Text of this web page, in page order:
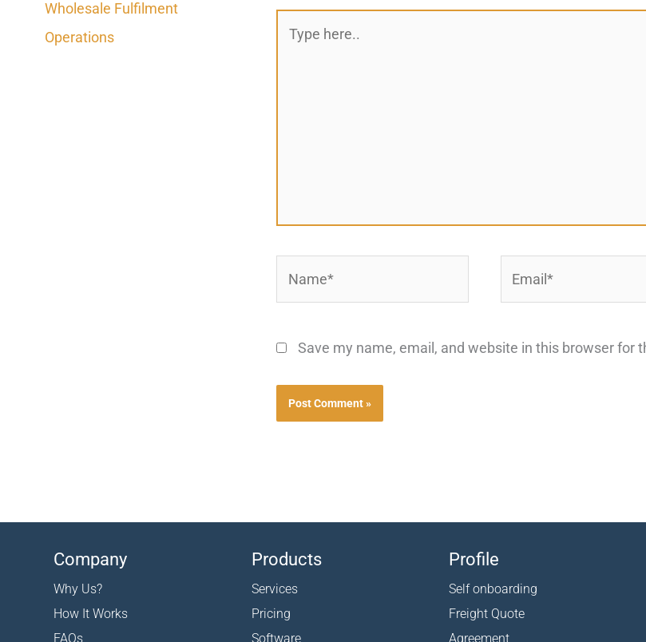
Wholesale Fulfilment
Operations
here..
Save my name, email, and website in this browser for
Company
Why Us?
How It Works
FAQs
Products
Services
Pricing
Software
Profile
Self onboarding
Freight Quote
Agreement